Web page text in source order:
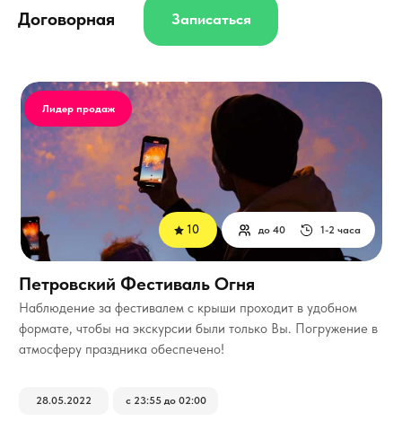
Договорная Записаться
Наблюдение за фестивалем с крыши проходит в удобном
формате, чтобы на экскурсии были только Вы. Погружение в
атмосферу праздника обеспечено!
1-2 часа
до 40
28.05.2022 с 23:55 до 02:00
Лидер продаж
Петровский Фестиваль Огня
10